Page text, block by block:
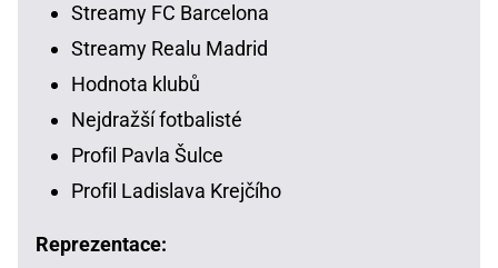
Streamy FC Barcelona
Streamy Realu Madrid
Hodnota klubů
Nejdražší fotbalisté
Profil Pavla Šulce
Profil Ladislava Krejčího
Reprezentace: